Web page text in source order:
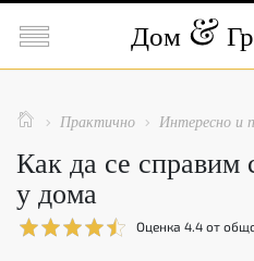
 Дом
  Практично  Интересно и
Как да се справим
у дома
Оценка 4.4 от